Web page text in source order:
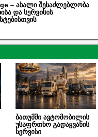
– ახალი შესაძლებლობა
და სერვისის
ბათუმში ავტომობილის
უსაფრთხო გადაყვანის
სერვისი